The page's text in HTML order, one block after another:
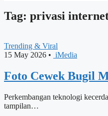
Tag: privasi
Trending & Viral
15 May 2026 • iMedia
Foto Cewek Bugil
Perkembangan teknologi
tampilan…